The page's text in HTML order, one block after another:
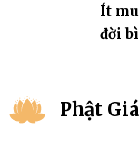
Ít
đời
Phật